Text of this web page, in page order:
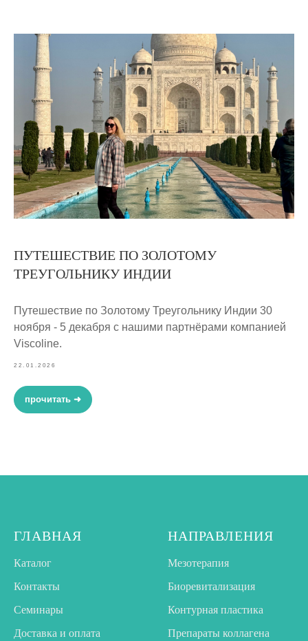
ПУТЕШЕСТВИЕ ПО ЗОЛОТОМУ
ТРЕУГОЛЬНИКУ ИНДИИ
Путешествие по Золотому Треугольнику Индии 30
ноября - 5 декабря с нашими партнёрами компанией
Viscoline.
22.01.2026
прочитать ➜
ГЛАВНАЯ
Каталог
Контакты
Семинары
Доставка и оплата
НАПРАВЛЕНИЯ
Мезотерапия
Биоревитализация
Контурная пластика
Препараты коллагена